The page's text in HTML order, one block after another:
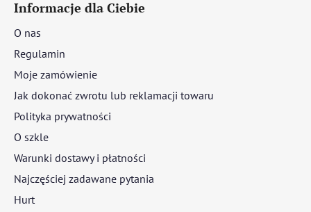
Informacje dla Ciebie
O nas
Regulamin
Moje zamówienie
Jak dokonać zwrotu lub reklamacji towaru
Polityka prywatności
O szkle
Warunki dostawy i płatności
Najczęściej zadawane pytania
Hurt